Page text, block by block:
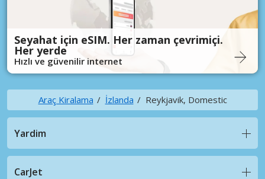
Seyahat için eSIM. Her zaman çevrimiçi.
Her yerde
Hızlı ve güvenilir internet
Araç Kiralama İzlanda Reykjavik, Domestic
Yardim
CarJet